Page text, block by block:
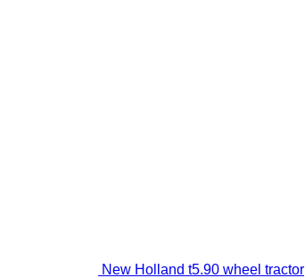
New Holland t5.90 wheel tractor